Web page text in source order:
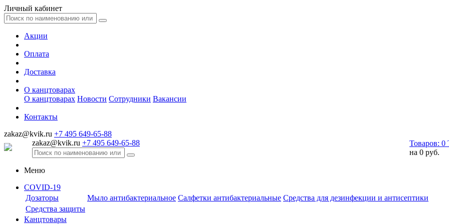
Личный кабинет
Акции
Оплата
Доставка
О канцтоварах
О канцтоварах Новости Сотрудники Вакансии
Контакты
zakaz@kvik.ru +7 495 649-65-88
zakaz@kvik.ru +7 495 649-65-88 Товаров: 0
на 0 руб.
Меню
COVID-19
Дозаторы
Мыло антибактериальное Салфетки антибактериальные Средства для дезинфекции и антисептики
Средства защиты
Канцтовары